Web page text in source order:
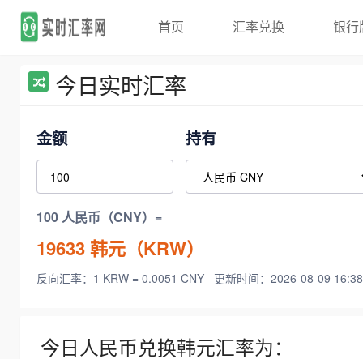
首页 汇率兑换 银行
今日实时汇率
金额 持有
100 人民币（CNY）=
19633韩元（KRW）
反向汇率：1 KRW = 0.0051 CNY 更新时间：2026-08-09
今日人民币兑换韩元汇率为：